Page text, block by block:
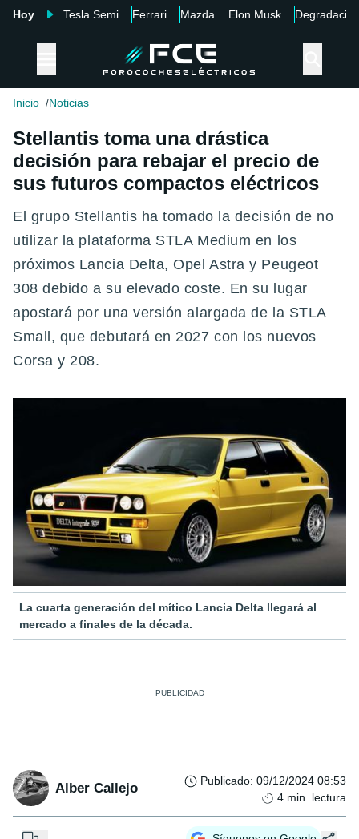
Hoy Tesla Semi Ferrari Mazda Elon Musk Degradación
Inicio Noticias
Stellantis toma una drástica
decisión para rebajar el precio de
sus futuros compactos eléctricos
El grupo Stellantis ha tomado la decisión de no
utilizar la plataforma STLA Medium en los
próximos Lancia Delta, Opel Astra y Peugeot
308 debido a su elevado coste. En su lugar
apostará por una versión alargada de la STLA
Small, que debutará en 2027 con los nuevos
Corsa y 208.
La cuarta generación del mítico Lancia Delta llegará al
mercado a finales de la década.
Alber Callejo Publicado: 09/12/2024 08:53
4 min. lectura